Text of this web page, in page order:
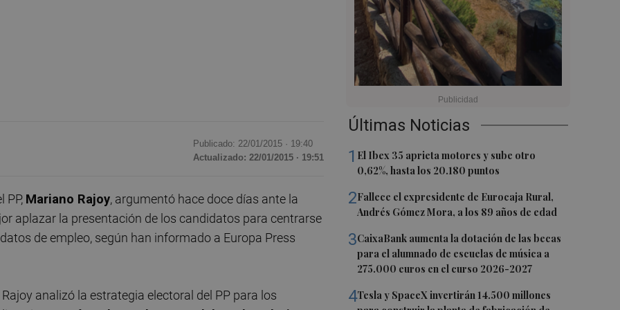
Últimas Noticias
1 El Ibex 35 aprieta motores y sube otro
0,62%, hasta los 20.180 puntos
2Fallece el expresidente de Eurocaja Rural,
Andrés Gómez Mora, a los 89 años de edad
3CaixaBank aumenta la dotación de las becas
para el alumnado de escuelas de música a
275.000 euros en el curso 2026-2027
4Tesla y SpaceX invertirán 14.500 millones
Publicado: 22/01/2015 · 19:40
Actualizado: 22/01/2015 · 19:51
PP, Mariano Rajoy, argumentó hace doce días ante la
aplazar la presentación de los candidatos para centrarse
de empleo, según han informado a Europa Press
analizó la estrategia electoral del PP para los